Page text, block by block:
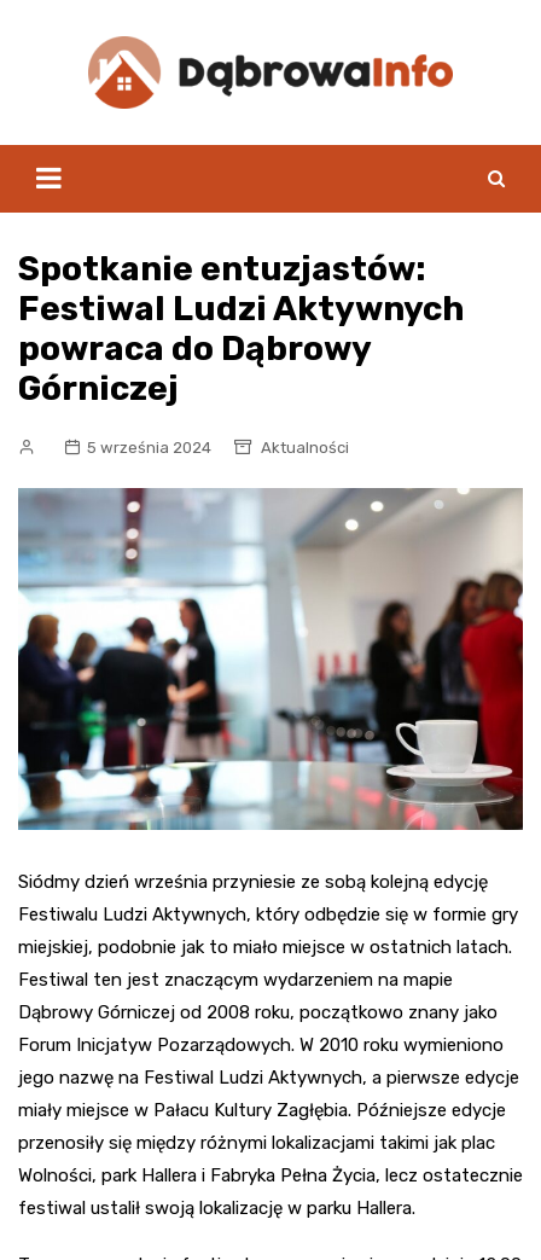
Spotkanie entuzjastów:
Festiwal Ludzi Aktywnych
powraca do Dąbrowy
Górniczej
5 września 2024 Aktualności
Siódmy dzień września przyniesie ze sobą kolejną edycję
Festiwalu Ludzi Aktywnych, który odbędzie się w formie gry
miejskiej, podobnie jak to miało miejsce w ostatnich latach.
Festiwal ten jest znaczącym wydarzeniem na mapie
Dąbrowy Górniczej od 2008 roku, początkowo znany jako
Forum Inicjatyw Pozarządowych. W 2010 roku wymieniono
jego nazwę na Festiwal Ludzi Aktywnych, a pierwsze edycje
miały miejsce w Pałacu Kultury Zagłębia. Późniejsze edycje
przenosiły się między różnymi lokalizacjami takimi jak plac
Wolności, park Hallera i Fabryka Pełna Życia, lecz ostatecznie
festiwal ustalił swoją lokalizację w parku Hallera.